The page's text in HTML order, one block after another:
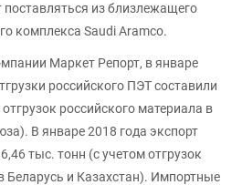
из близлежащего
комплекса Saudi Aramco.
Маркет Репорт, в январе
российского ПЭТ составили
российского материала в
В январе 2018 года экспорт
тыс. тонн (с учетом отгрузок
Беларусь и Казахстан). Импортные